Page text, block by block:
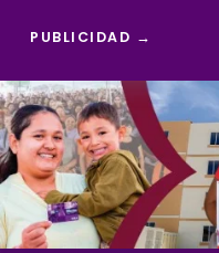
PUBLICIDAD →
Reproductor
de
vídeo